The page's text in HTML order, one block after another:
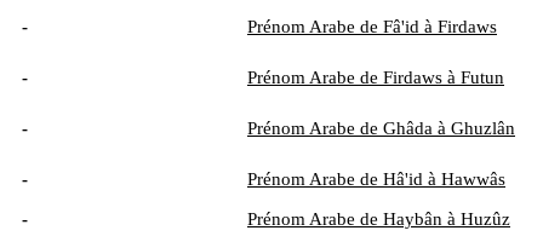
- Prénom Arabe de Fâ'id à Firdaws
- Prénom Arabe de Firdaws à Futun
- Prénom Arabe de Ghâda à Ghuzlân
- Prénom Arabe de Hâ'id à Hawwâs
-
Prénom Arabe de Haybân à Huzûz